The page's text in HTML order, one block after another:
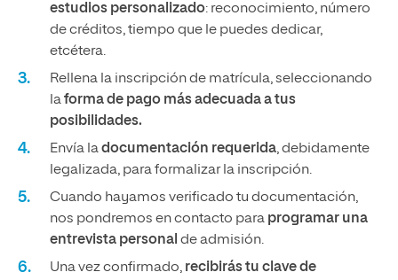
estudios personalizado: reconocimiento, número
de créditos, tiempo que le puedes dedicar,
etcétera.
Rellena la inscripción de matrícula, seleccionando
laforma de pago más adecuada a tus
posibilidades.
Envía ladocumentación requerida, debidamente
legalizada, para formalizar la inscripción.
Cuando hayamos verificado tu documentación,
nos pondremos en contacto para programar una
entrevista personal de admisión.
Una vez confirmado, recibirás tu clave de